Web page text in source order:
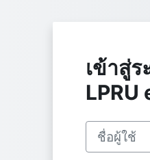
เข้าสู่
LPRU
ข้ามไปสร้างบั
ชื่อผู้ใช้